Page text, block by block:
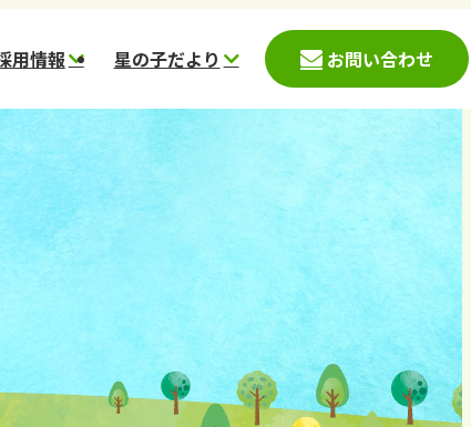
児募集案内
育案内(神戸市)
り案内(西宮
用情報
募集要項
愛心会データ
働く環境
一日の流れ
スタッフメッセージ
採用応募フォーム
星の子だより
星の子こども園
星の杜こども園
ほしのさとこども園
スター保育園
コメット保育園
ステラ
ほしぞら
お問い合わせ